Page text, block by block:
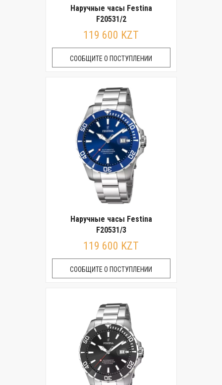
Наручные часы Festina
F20531/2
119 600 KZT
СООБЩИТЕ О ПОСТУПЛЕНИИ
Наручные часы Festina
F20531/3
119 600 KZT
СООБЩИТЕ О ПОСТУПЛЕНИИ